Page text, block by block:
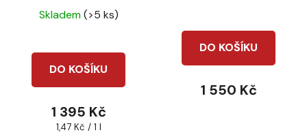
hodnocení
5,0
5
hvězdiček.
Skladem(>5 ks)
DO KOŠÍKU
1 395 Kč
Měrná
1,47 Kč / 1 l
DO KOŠÍKU
1 550 Kč